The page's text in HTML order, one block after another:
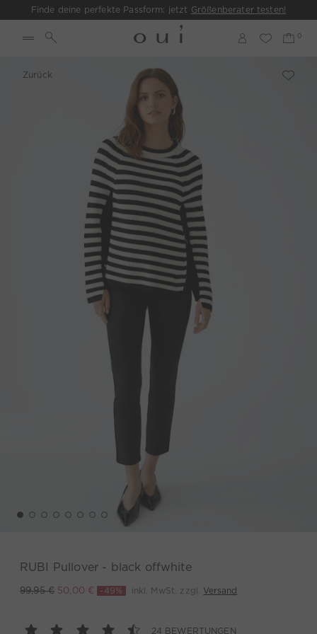
Finde deine perfekte Passform: jetzt Größenberater testen!
Zurück
RUBI Pullover - black offwhite
99,95 € 50,00 € -49% inkl. MwSt. zzgl. Versand
24 BEWERTUNGEN